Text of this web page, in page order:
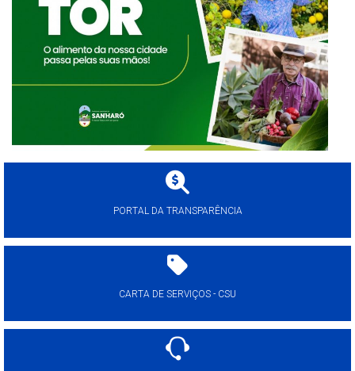
PORTAL DA TRANSPARÊNCIA
CARTA DE SERVIÇOS - CSU